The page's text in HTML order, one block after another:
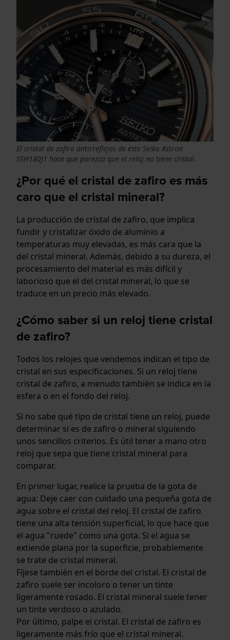
El cristal de zafiro antirreflejos de este Seiko Astron
SSH180J1 hace que parezca que el reloj no tiene cristal.
¿Por qué el cristal de zafiro es más
caro que el cristal mineral?
La producción de cristal de zafiro, que implica
fundir y cristalizar óxido de aluminio a
temperaturas muy elevadas, es más cara que la
del cristal mineral. Además, debido a su dureza, el
procesamiento del material es más difícil y
laborioso que el del cristal mineral, lo que se
traduce en un precio más elevado.
¿Cómo saber si un reloj tiene cristal
de zafiro?
Todos los relojes que vendemos indican el tipo de
cristal en sus especificaciones. Si un reloj tiene
cristal de zafiro, a menudo también se indica en la
esfera o en el fondo del reloj.
Si no sabe qué tipo de cristal tiene un reloj, puede
determinar si es de zafiro o mineral siguiendo
unos sencillos criterios. Es útil tener a mano otro
reloj que sepa que tiene cristal mineral para
comparar.
En primer lugar, realice la prueba de la gota de
agua: Deje caer con cuidado una pequeña gota de
agua sobre el cristal del reloj. El cristal de zafiro
tiene una alta tensión superficial, lo que hace que
el agua "ruede" como una gota. Si el agua se
extiende plana por la superficie, probablemente
se trate de cristal mineral.
Fíjese también en el borde del cristal. El cristal de
zafiro suele ser incoloro o tener un tinte
ligeramente rosado. El cristal mineral suele tener
un tinte verdoso o azulado.
Por último, palpe el cristal. El cristal de zafiro es
ligeramente más frío que el cristal mineral.